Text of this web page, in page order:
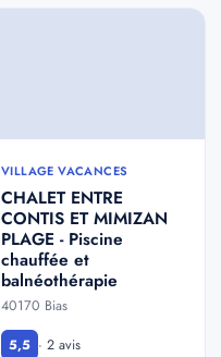
VILLAGE VACANCES
CHALET ENTRE
CONTIS ET MIMIZAN
PLAGE - Piscine
chauffée et
balnéothérapie
40170 Bias
5,5 · 2 avis